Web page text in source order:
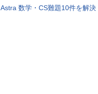
Astra 数学・CS難題10件を解決